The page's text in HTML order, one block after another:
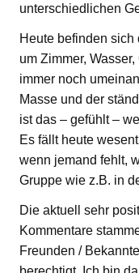
unterschiedlichen
Heute befinden
um Zimmer,
immer noch
Masse und der
ist das – gefühlt –
Es fällt heute
wenn jemand fehlt,
Gruppe wie z.B. in
Die aktuell sehr
Kommentare
Freunden /